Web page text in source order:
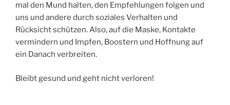
mal den Mund halten, den Empfehlungen folgen und
uns und andere durch soziales Verhalten und
Rücksicht schützen. Also, auf die Maske, Kontakte
vermindern und Impfen, Boostern und Hoffnung auf
ein Danach verbreiten.
Bleibt gesund und geht nicht verloren!